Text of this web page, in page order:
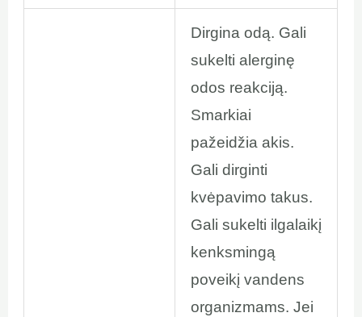
Dirgina odą. Gali
sukelti alerginę
odos reakciją.
Smarkiai
pažeidžia akis.
Gali dirginti
kvėpavimo takus.
Gali sukelti ilgalaikį
kenksmingą
poveikį vandens
organizmams. Jei